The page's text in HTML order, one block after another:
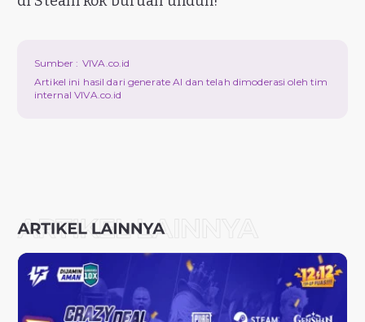
Sumber : VIVA.co.id
Artikel ini hasil dari generate AI dan telah dimoderasi oleh tim
internal VIVA.co.id